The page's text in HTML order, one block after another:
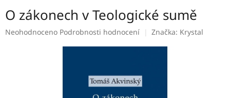
O zákonech v Teologické sumě
Průměrné
Neohodnoceno Podrobnosti hodnocení Značka: Krystal